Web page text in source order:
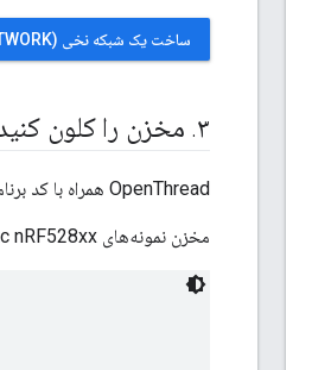
ساخت یک شبکه نخی (BUILD A THREAD NETWORK) را در CODELAB تکمیل کنید.
۳. مخزن را کلون
OpenThread همراه با کد برنامه نمونه ارائه می‌شود که می‌توانید به عنوان نقطه شروع برای این Codelab از آن استفاده کنید.
مخزن نمونه‌های OpenThread Nordic nRF528xx را کلون کنید و OpenThread را بسازید: